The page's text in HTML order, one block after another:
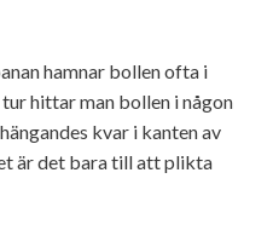
hamnar bollen ofta i
hittar man bollen i någon
kvar i kanten av
är det bara till att plikta